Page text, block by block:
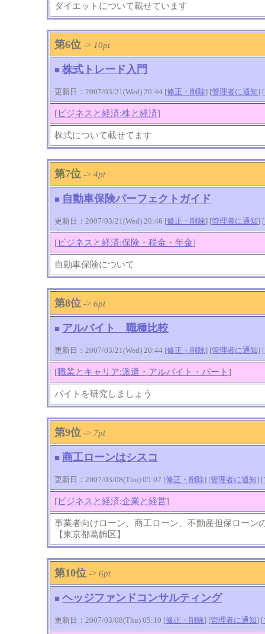
ダイエットについて載せています
第6位 -> 10pt
■ 株式トレード入門
更新日：2007/03/21(Wed) 20:44 [修正・削除] [管理者に通知] [
[ビジネスと経済:株と経済]
株式について載せてます
第7位 ->4pt
■ 自動車保険パーフェクトガイド
更新日：2007/03/21(Wed) 20:46 [修正・削除] [管理者に通知] [
[ビジネスと経済:保険・税金・年金]
自動車保険について
第8位 ->6pt
■ アルバイト 職種比較
更新日：2007/03/21(Wed) 20:44 [修正・削除] [管理者に通知] [
[職業とキャリア:派遣・アルバイト・パート]
バイトを研究しましょう
第9位 -> 7pt
■ 商工ローンはシスコ
更新日：2007/03/08(Thu) 05:07 [修正・削除] [管理者に通知] [
[ビジネスと経済:企業と経営]
事業者向けローン、商工ローン、不動産担保ロー
【東京都葛飾区】
第10位 ->6pt
■ ヘッジファンドコンサルティング
更新日：2007/03/08(Thu) 05:10 [修正・削除] [管理者に通知] [